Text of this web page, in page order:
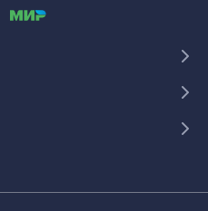
Поэтому, решив купить
специалистом. Например,
Так что будьте